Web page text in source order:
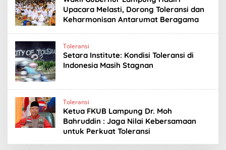
Upacara Melasti, Dorong Toleransi dan
Keharmonisan Antarumat Beragama
Toleransi
Setara Institute: Kondisi Toleransi di
Indonesia Masih Stagnan
Toleransi
Ketua FKUB Lampung Dr. Moh
Bahruddin : Jaga Nilai Kebersamaan
untuk Perkuat Toleransi